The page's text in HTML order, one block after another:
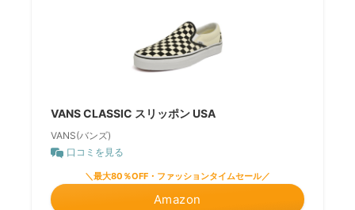
VANS CLASSIC スリッポン USA
VANS(バンズ)
口コミを見る
＼最大80％OFF・ファッションタイムセール／
Amazon